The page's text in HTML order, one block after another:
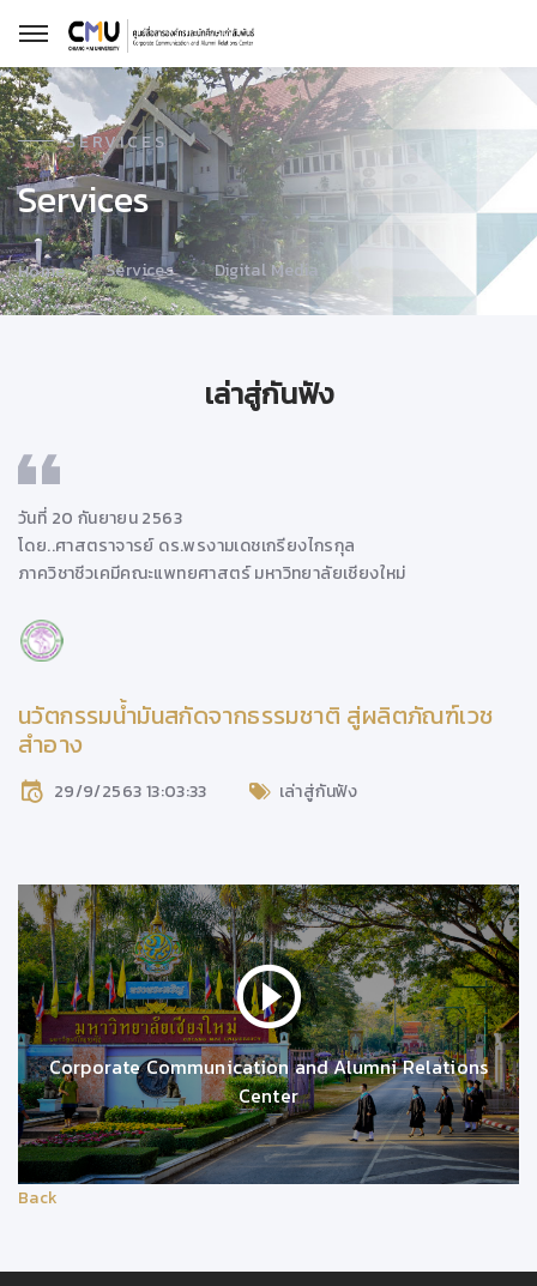
SERVICES
Services
Home Services Digital Media
เล่าสู่กันฟัง
วันที่ 20 กันยายน 2563
โดย..ศาสตราจารย์ ดร.พรงามเดชเกรียงไกรกุล
ภาควิชาชีวเคมีคณะแพทยศาสตร์ มหาวิทยาลัยเชียงใหม่
นวัตกรรมน้ำมันสกัดจากธรรมชาติ สู่ผลิตภัณฑ์เวช
สำอาง
29/9/2563 13:03:33 เล่าสู่กันฟัง
Corporate Communication and Alumni Relations
Center
Back